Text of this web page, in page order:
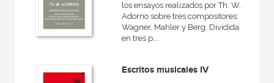
los ensayos realizados por Th. W.
Adorno sobre tres compositores:
Wagner, Mahler y Berg. Dividida
en tres p...
Escritos musicales IV